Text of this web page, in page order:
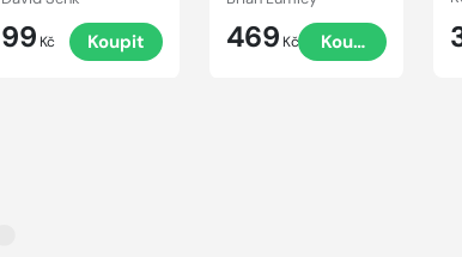
99 Kč Koupit 469 Kč Koupit